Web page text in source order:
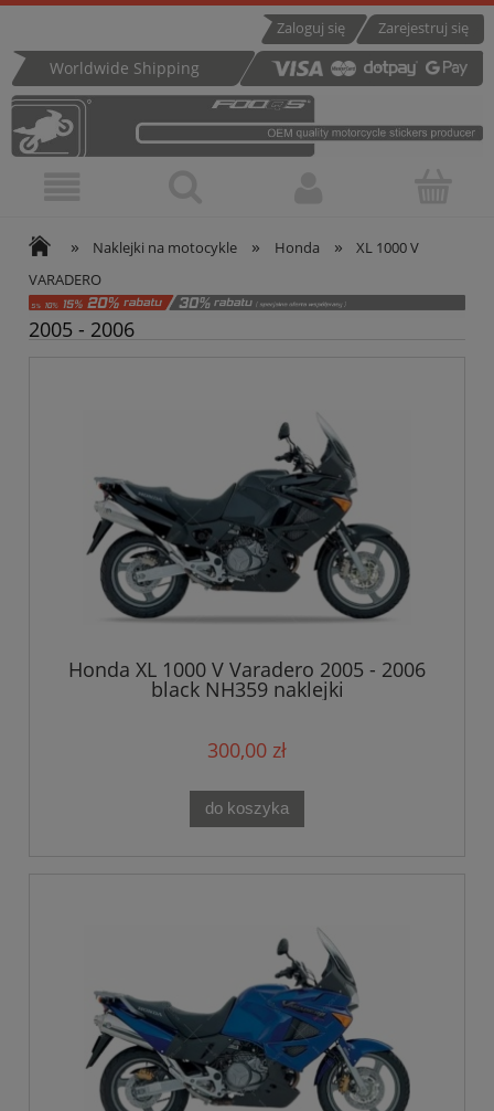
Zarejestruj się
Zaloguj się
Worldwide Shipping
» Naklejki na motocykle » Honda »
XL 1000 V
VARADERO
2005 - 2006
Honda XL 1000 V Varadero 2005 - 2006
black NH359 naklejki
300,00 zł
do koszyka